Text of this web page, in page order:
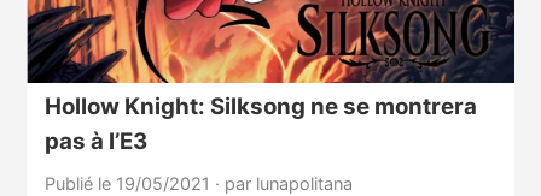
Hollow Knight: Silksong ne se montrera
pas à l’E3
Publié le 19/05/2021 · par lunapolitana